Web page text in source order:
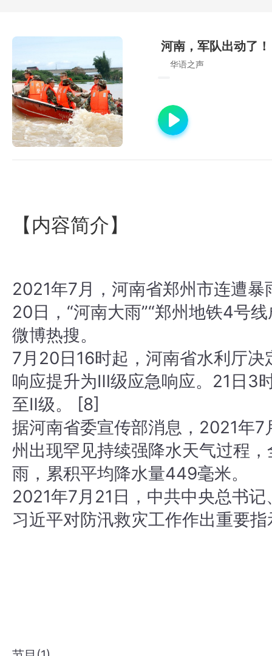
河南，军队出动了！
华语之声
【内容简介】
2021年7月，河南省郑州市连遭
20日，“河南大雨”“郑州地铁4号
微博热搜。
7月20日16时起，河南省水利厅
响应提升为Ⅲ级应急响应。21日3
至Ⅱ级。 [8]
据河南省委宣传部消息，2021年
州出现罕见持续强降水天气过程
雨，累积平均降水量449毫米。
2021年7月21日，中共中央总书
习近平对防汛救灾工作作出重要指